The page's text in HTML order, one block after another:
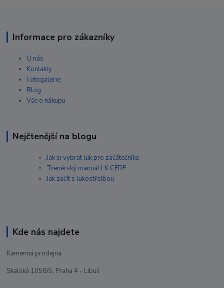
Informace pro zákazníky
O nás
Kontakty
Fotogalerie
Blog
Vše o nákupu
Nejčtenější na blogu
Jak si vybrat luk pro začátečníka
Trenérský manuál LK CERE
Jak začít s lukostřelbou
Kde nás najdete
Kamenná prodejna
Skalská 1058/5, Praha 4 - Libuš